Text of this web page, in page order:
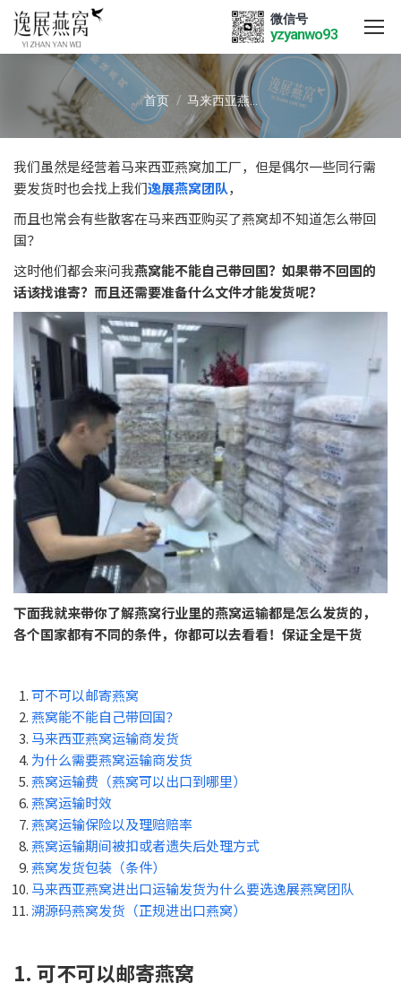
微信号
yzyanwo93
您在这里：
首页 马来西亚燕…
我们虽然是经营着马来西亚燕窝加工厂，但是偶尔一些同行需
要发货时也会找上我们逸展燕窝团队，
而且也常会有些散客在马来西亚购买了燕窝却不知道怎么带回
国？
这时他们都会来问我燕窝能不能自己带回国？如果带不回国的
话该找谁寄？而且还需要准备什么文件才能发货呢？
下面我就来带你了解燕窝行业里的燕窝运输都是怎么发货的，
各个国家都有不同的条件，你都可以去看看！保证全是干货
可不可以邮寄燕窝
燕窝能不能自己带回国？
马来西亚燕窝运输商发货
为什么需要燕窝运输商发货
燕窝运输费（燕窝可以出口到哪里）
燕窝运输时效
燕窝运输保险以及理赔赔率
燕窝运输期间被扣或者遗失后处理方式
燕窝发货包装（条件）
马来西亚燕窝进出口运输发货为什么要选逸展燕窝团队
溯源码燕窝发货（正规进出口燕窝）
1. 可不可以邮寄燕窝